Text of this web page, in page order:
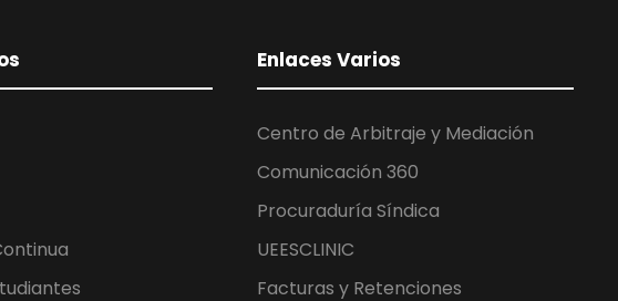
Enlaces Varios
Centro de Arbitraje y Mediación
Comunicación 360
Procuraduría Síndica
UEESCLINIC
Facturas y Retenciones